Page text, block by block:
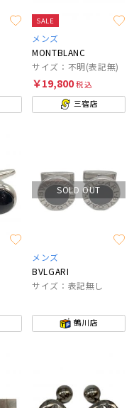
SALE
メンズ
MONTBLANC
サイズ：不明(表記無)
￥19,800税込
三宿店
SOLD OUT
メンズ
BVLGARI
サイズ：表記無し
鶴川店